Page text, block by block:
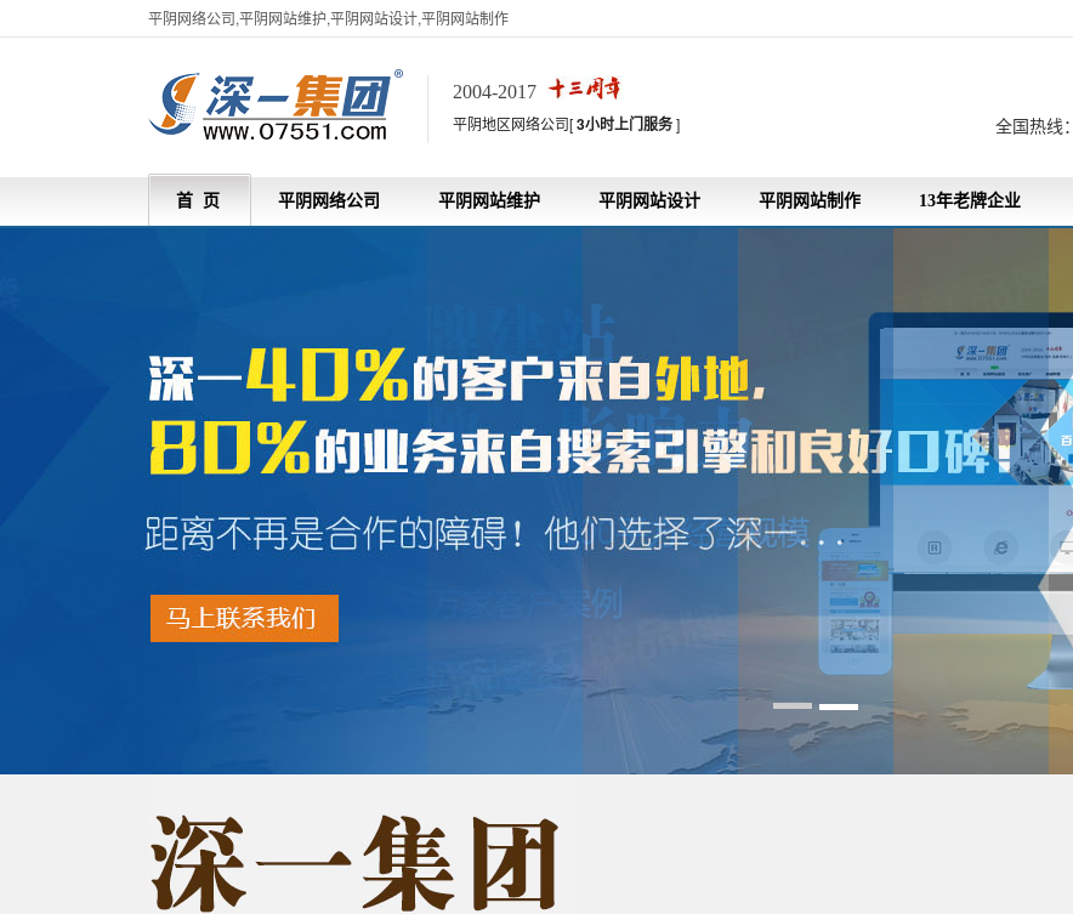
平阴网络公司,平阴网站维护,平阴网站设计,平阴网站制作
2004-2017
平阴地区网络公司[3小时上门服务] 全国热线：
首 页 平阴网络公司 平阴网站维护 平阴网站设计 平阴网站制作 13年老牌企业